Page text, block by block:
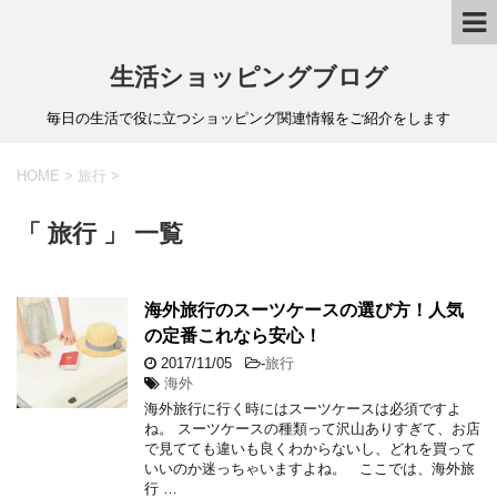
生活ショッピングブログ
毎日の生活で役に立つショッピング関連情報をご紹介をします
HOME > 旅行 >
「 旅行 」 一覧
海外旅行のスーツケースの選び方！人気
の定番これなら安心！
2017/11/05 -旅行
海外
海外旅行に行く時にはスーツケースは必須ですよ
ね。 スーツケースの種類って沢山ありすぎて、お店
で見てても違いも良くわからないし、どれを買って
いいのか迷っちゃいますよね。 ここでは、海外旅
行 …